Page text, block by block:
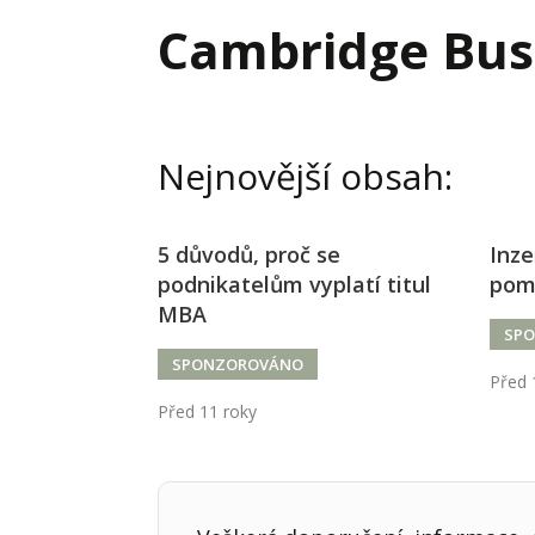
Interim management
Krizové řízení firmy
Cambridge
Nejnovější obsah:
5 důvodů, proč se
podnikatelům vyplatí titul
MBA
SPONZOROVÁNO
Před 11 roky
Před